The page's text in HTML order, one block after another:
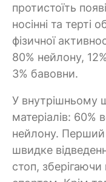
протистоїть
носінні та терті
фізичної
80% нейлону,
3% бавовни.
У внутрішньому
матеріалів: 60%
нейлону. Перший
швидке
стоп,